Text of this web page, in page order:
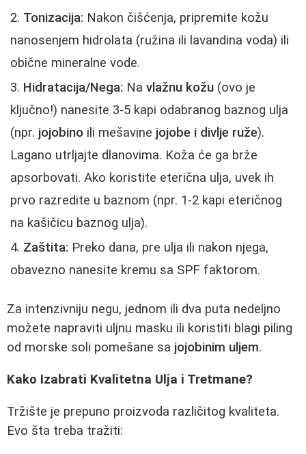
Tonizacija: Nakon čišćenja, pripremite kožu
nanosenjem hidrolata (ružina ili lavandina voda) ili
obične mineralne vode.
Hidratacija/Nega: Na vlažnu kožu (ovo je
ključno!) nanesite 3-5 kapi odabranog baznog ulja
(npr. jojobino ili mešavine jojobe i divlje ruže).
Lagano utrljajte dlanovima. Koža će ga brže
apsorbovati. Ako koristite eterična ulja, uvek ih
prvo razredite u baznom (npr. 1-2 kapi eteričnog
na kašičicu baznog ulja).
Zaštita: Preko dana, pre ulja ili nakon njega,
obavezno nanesite kremu sa SPF faktorom.
Za intenzivniju negu, jednom ili dva puta nedeljno
možete napraviti uljnu masku ili koristiti blagi piling
od morske soli pomešane sa jojobinim uljem.
Kako Izabrati Kvalitetna Ulja i Tretmane?
Tržište je prepuno proizvoda različitog kvaliteta.
Evo šta treba tražiti: